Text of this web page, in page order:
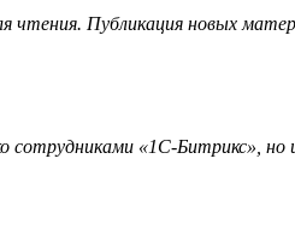
чтения. Публикация новых
сотрудниками «1С-Битрикс»,